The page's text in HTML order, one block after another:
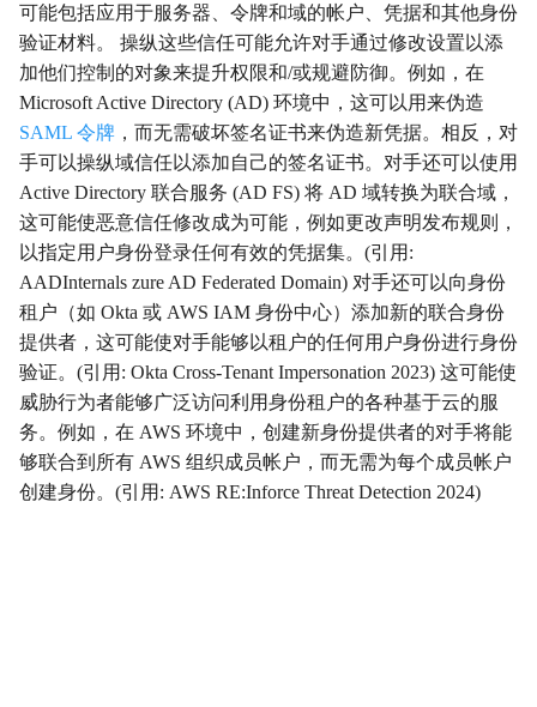
Discovery
Execution
Exfiltration
Impact
InitialAccess
LateralMovement
Persistence
PrivilegeEscalation
Reconnaissance
发现
数据外传
初始访问
横向移动
持久性
权限提升
侦察
可能包括应用于服务器、令牌和域的帐户、凭据和其他身份
验证材料。 操纵这些信任可能允许对手通过修改设置以添
加他们控制的对象来提升权限和/或规避防御。例如，在
Microsoft Active Directory (AD) 环境中，这可以用来伪造
SAML 令牌 ，而无需破坏签名证书来伪造新凭据。相反，对
手可以操纵域信任以添加自己的签名证书。对手还可以使用
Active Directory 联合服务 (AD FS) 将 AD 域转换为联合域，
这可能使恶意信任修改成为可能，例如更改声明发布规则，
以指定用户身份登录任何有效的凭据集。(引用:
AADInternals zure AD Federated Domain) 对手还可以向身份
租户（如 Okta 或 AWS IAM 身份中心）添加新的联合身份
提供者，这可能使对手能够以租户的任何用户身份进行身份
验证。(引用: Okta Cross-Tenant Impersonation 2023) 这可能使
威胁行为者能够广泛访问利用身份租户的各种基于云的服
务。例如，在 AWS 环境中，创建新身份提供者的对手将能
够联合到所有 AWS 组织成员帐户，而无需为每个成员帐户
创建身份。(引用: AWS RE:Inforce Threat Detection 2024)